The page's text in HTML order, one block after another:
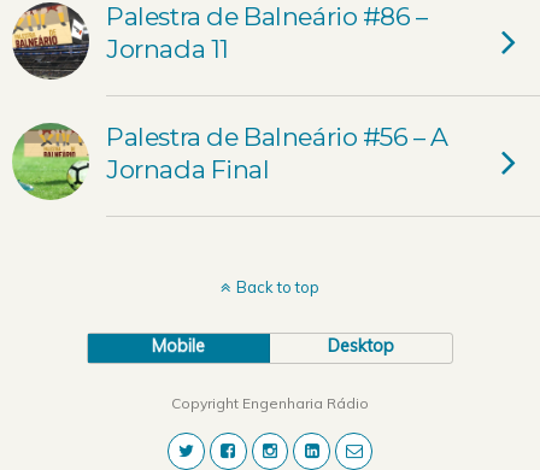
Palestra de Balneário #86 –
Jornada 11
Palestra de Balneário #56 – A
Jornada Final
Back to top
Mobile Desktop
Copyright Engenharia Rádio